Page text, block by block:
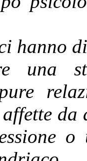
hanno
una